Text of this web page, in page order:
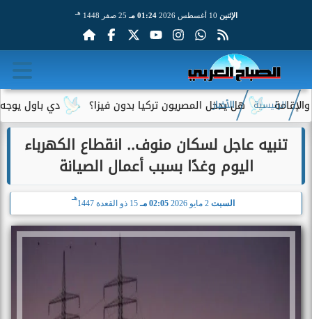
الإثنين 01:24 مـ 25 صفر 1448 هـ
دي باول يوجه هل يدخل المصريون تركيا بدون فيزا؟
الرئيسية الأخبار
تنبيه عاجل لسكان منوف.. انقطاع الكهرباء
اليوم وغدًا بسبب أعمال الصيانة
السبت 02:05 مـ 15 ذو القعدة 1447
هـ